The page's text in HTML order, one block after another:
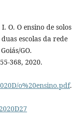
O. O ensino de solos
escolas da rede
GO.
368, 2020.
o%20ensino.pdf.